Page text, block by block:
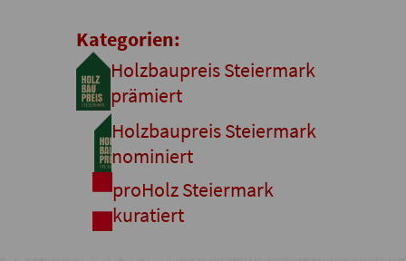
Kategorien:
Holzbaupreis Steiermark
prämiert
Holzbaupreis Steiermark
nominiert
proHolz Steiermark
kuratiert